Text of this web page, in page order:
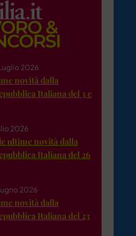
2026
novità dalla
Italiana del 3 e
2026
ultime novità dalla
Italiana del 26
2026
novità dalla
Italiana del 23